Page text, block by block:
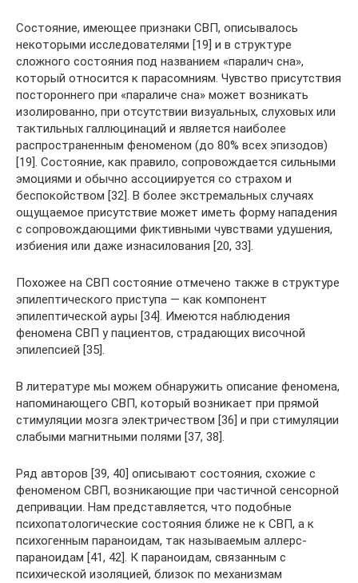
Состояние, имеющее признаки СВП, описывалось
некоторыми исследователями [19] и в структуре
сложного состояния под названием «паралич сна»,
который относится к парасомниям. Чувство присутствия
постороннего при «параличе сна» может возникать
изолированно, при отсутствии визуальных, слуховых или
тактильных галлюцинаций и является наиболее
распространенным феноменом (до 80% всех эпизодов)
[19]. Состояние, как правило, сопровождается сильными
эмоциями и обычно ассоциируется со страхом и
беспокойством [32]. В более экстремальных случаях
ощущаемое присутствие может иметь форму нападения
с сопровождающими фиктивными чувствами удушения,
избиения или даже изнасилования [20, 33].
Похожее на СВП состояние отмечено также в структуре
эпилептического приступа — как компонент
эпилептической ауры [34]. Имеются наблюдения
феномена СВП у пациентов, страдающих височной
эпилепсией [35].
В литературе мы можем обнаружить описание феномена,
напоминающего СВП, который возникает при прямой
стимуляции мозга электричеством [36] и при стимуляции
слабыми магнитными полями [37, 38].
Ряд авторов [39, 40] описывают состояния, схожие с
феноменом СВП, возникающие при частичной сенсорной
депривации. Нам представляется, что подобные
психопатологические состояния ближе не к СВП, а к
психогенным параноидам, так называемым аллерс-
параноидам [41, 42]. К параноидам, связанным с
психической изоляцией, близок по механизмам